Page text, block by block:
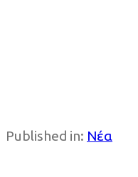
Published in: Νέα